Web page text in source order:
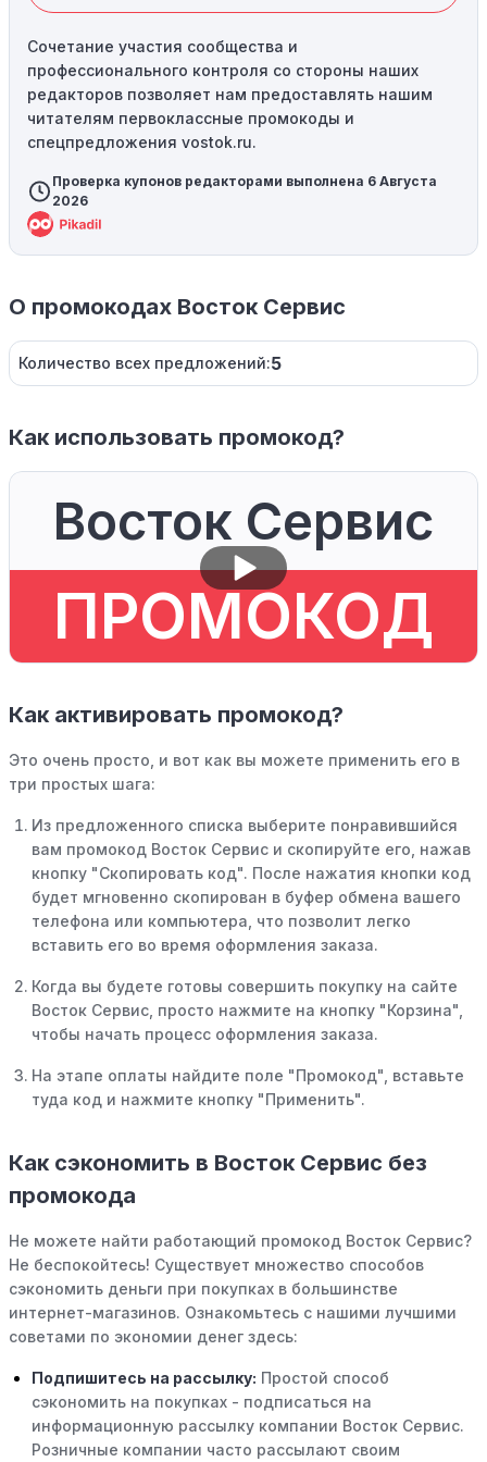
Сочетание участия сообщества и
профессионального контроля со стороны наших
редакторов позволяет нам предоставлять нашим
читателям первоклассные промокоды и
спецпредложения vostok.ru.
Проверка купонов редакторами выполнена 6 Августа
2026
О промокодах Восток Сервис
Количество всех предложений:5
Как использовать промокод?
Восток Сервис
ПРОМОКОД
Как активировать промокод?
Это очень просто, и вот как вы можете применить его в
три простых шага:
Из предложенного списка выберите понравившийся
вам промокод Восток Сервис и скопируйте его, нажав
кнопку "Скопировать код". После нажатия кнопки код
будет мгновенно скопирован в буфер обмена вашего
телефона или компьютера, что позволит легко
вставить его во время оформления заказа.
Когда вы будете готовы совершить покупку на сайте
Восток Сервис, просто нажмите на кнопку "Корзина",
чтобы начать процесс оформления заказа.
На этапе оплаты найдите поле "Промокод", вставьте
туда код и нажмите кнопку "Применить".
Как сэкономить в Восток Сервис без
промокода
Не можете найти работающий промокод Восток Сервис?
Не беспокойтесь! Существует множество способов
сэкономить деньги при покупках в большинстве
интернет-магазинов. Ознакомьтесь с нашими лучшими
советами по экономии денег здесь:
Подпишитесь на рассылку: Простой способ
сэкономить на покупках - подписаться на
информационную рассылку компании Восток Сервис.
Розничные компании часто рассылают своим